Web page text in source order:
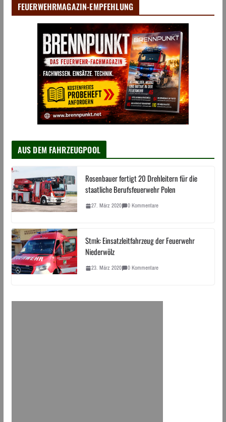
FEUERWEHRMAGAZIN-EMPFEHLUNG
AUS DEM FAHRZEUGPOOL
Rosenbauer fertigt 20 Drehleitern für die
staatliche Berufsfeuerwehr Polen
27. März 2020 0 Kommentare
Stmk: Einsatzleitfahrzeug der Feuerwehr
Niederwölz
23. März 2020 0 Kommentare